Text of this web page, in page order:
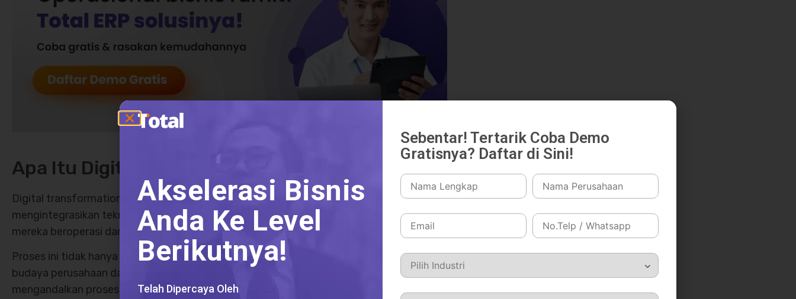
Apa Itu Digital Transformation?
Digital transformation adalah transformasi radikal yang memungkinkan organisasi untuk
mengintegrasikan teknologi digital dalam semua area operasinya. Ini mengubah cara
mereka beroperasi dan memberikan nilai kepada pelanggan.
Proses ini tidak hanya melibatkan pengadopsian teknologi baru, tetapi juga perubahan
budaya perusahaan dan cara kerja. Misalnya, perusahaan yang sebelumnya
mengandalkan proses manual dalam pengelolaan data, bisa beralih ke sistem berbasis
Akselerasi Bisnis
Anda Ke Level
Berikutnya!
Telah Dipercaya Oleh
Sebentar! Tertarik Coba Demo
Gratisnya? Daftar di Sini!